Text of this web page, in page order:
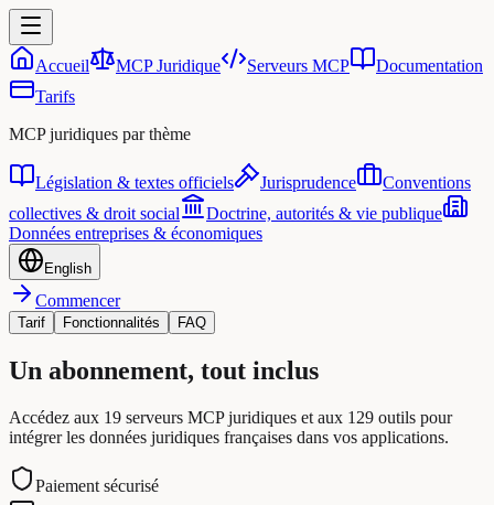
Accueil MCP Juridique Serveurs MCP
Documentation
Tarifs
MCP juridiques par thème
Législation & textes officiels Jurisprudence
Conventions
collectives & droit social
Doctrine, autorités & vie publique
Données entreprises & économiques
English
Commencer
Tarif Fonctionnalités FAQ
Un abonnement, tout inclus
Accédez aux 19 serveurs MCP juridiques et aux 129 outils pour
intégrer les données juridiques françaises dans vos applications.
Paiement sécurisé